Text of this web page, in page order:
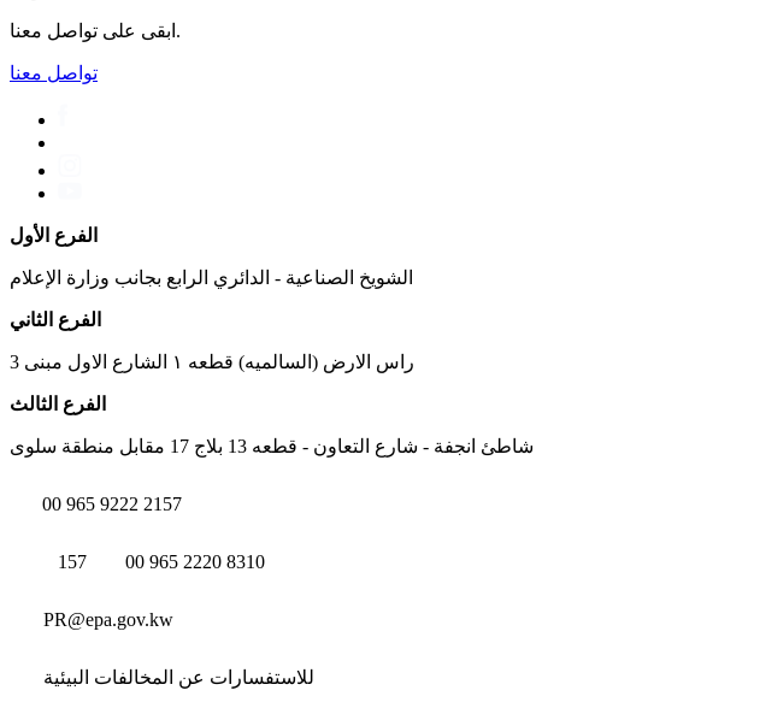
ابقى على تواصل معنا.
تواصل معنا
الفرع الأول
الشويخ الصناعية - الدائري الرابع بجانب وزارة الإعلام
الفرع الثاني
راس الارض (السالميه) قطعه ١ الشارع الاول مبنى 3
الفرع الثالث
شاطئ انجفة - شارع التعاون - قطعه 13 بلاج 17 مقابل منطقة سلوى
00 965 9222 2157
157 00 965 2220 8310
PR@epa.gov.kw
للاستفسارات عن المخالفات البيئية